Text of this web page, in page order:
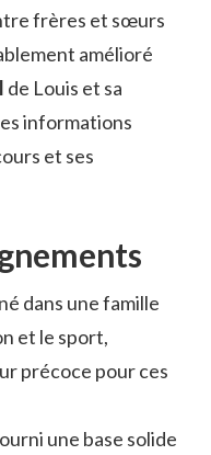
frères et sœurs
amélioré
de Louis et sa
informations
et ses
dans une famille
et le sport,
précoce pour ces
une base solide